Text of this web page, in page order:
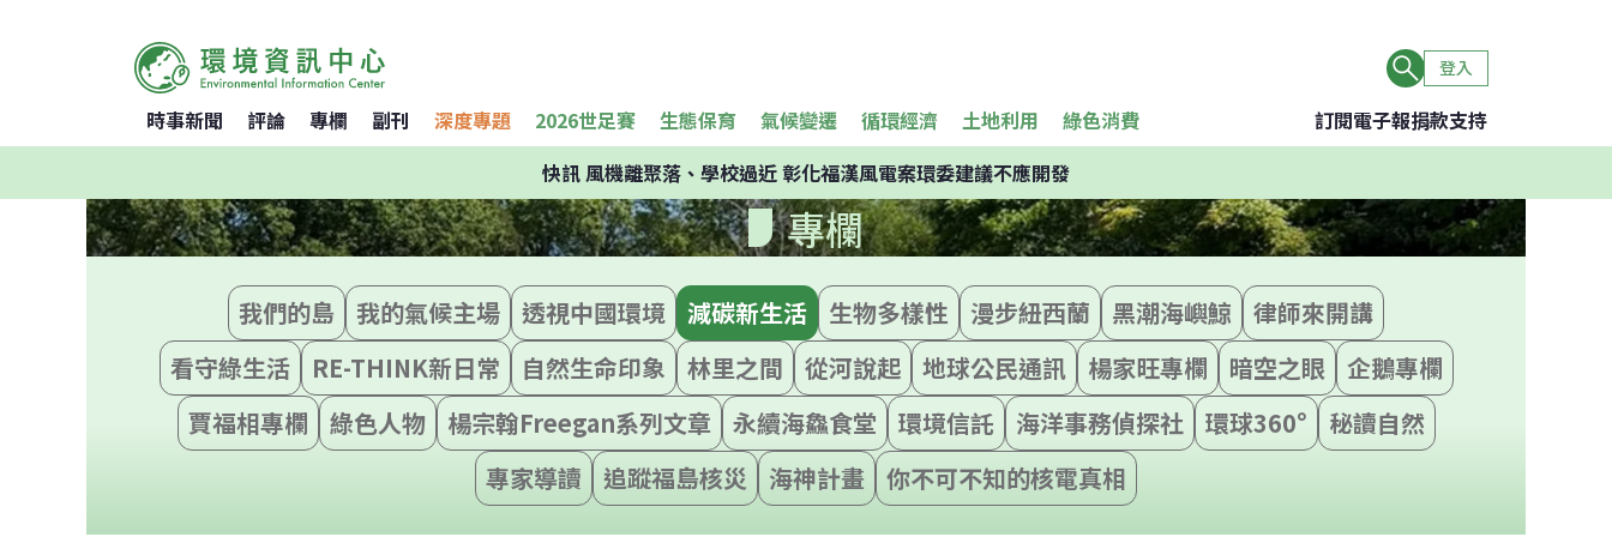
登入
時事新聞 評論 專欄 副刊 深度專題 2026世足賽 生態保育 氣候變遷 循環經濟 土地利用 綠色消費 訂閱電子報捐款支持
快訊風機離聚落、學校過近 彰化福漢風電案環委建議不應開發
專欄
我們的島 我的氣候主場 透視中國環境 減碳新生活 生物多樣性 漫步紐西蘭 黑潮海嶼鯨
律師來開講
看守綠生活
RE-THINK新日常 自然生命印象 林里之間 從河說起 地球公民通訊 楊家旺專欄 暗空之眼
企鵝專欄
賈福相專欄
綠色人物 楊宗翰Freegan系列文章 永續海鱻食堂 環境信託 海洋事務偵探社 環球360°
秘讀自然
專家導讀
追蹤福島核災 海神計畫 你不可不知的核電真相